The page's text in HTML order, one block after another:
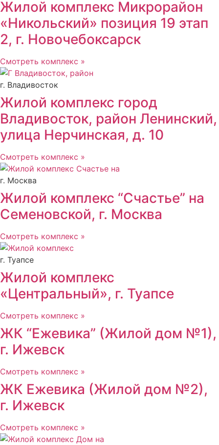
Жилой комплекс Микрорайон
«Никольский» позиция 19 этап
2, г. Новочебоксарск
Смотреть комплекс »
г. Владивосток
Жилой комплекс город
Владивосток, район Ленинский,
улица Нерчинская, д. 10
Смотреть комплекс »
г. Москва
Жилой комплекс “Счастье” на
Семеновской, г. Москва
Смотреть комплекс »
г. Туапсе
Жилой комплекс
«Центральный», г. Туапсе
Смотреть комплекс »
ЖК “Ежевика” (Жилой дом №1),
г. Ижевск
Смотреть комплекс »
ЖК Ежевика (Жилой дом №2),
г. Ижевск
Смотреть комплекс »